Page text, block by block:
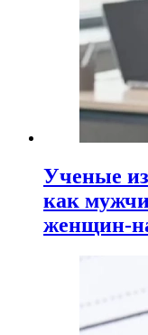
Ученые
как
женщин-